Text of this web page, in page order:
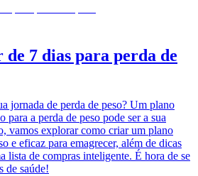
7 dias para perda de
jornada de perda de peso? Um plano
para a perda de peso pode ser a sua
vamos explorar como criar um plano
e eficaz para emagrecer, além de dicas
lista de compras inteligente. É hora de se
de saúde!